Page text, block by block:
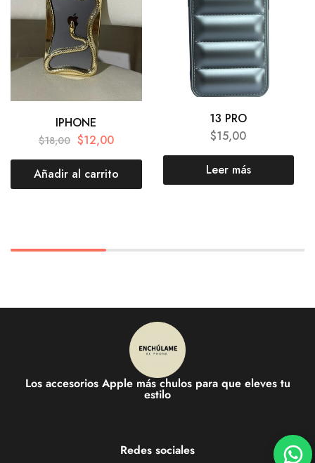
IPHONE
$18,00 $12,00
Añadir al carrito
13 PRO
$15,00
Leer más
Los accesorios Apple más chulos para que eleves tu
estilo
Redes sociales